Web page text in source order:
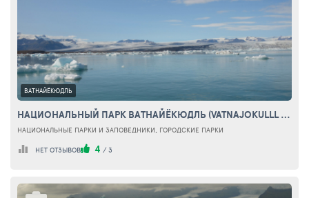
ВАТНАЙЁКЮДЛЬ
НАЦИОНАЛЬНЫЙ ПАРК ВАТНАЙЁКЮДЛЬ (VATNAJOKULLL NATIONAL PARK)
НАЦИОНАЛЬНЫЕ ПАРКИ И ЗАПОВЕДНИКИ, ГОРОДСКИЕ ПАРКИ
НЕТ ОТЗЫВОВ 4 / 3